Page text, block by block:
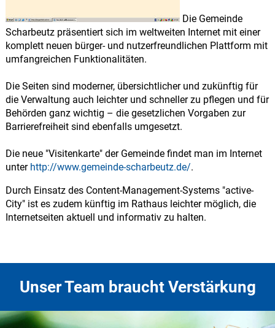
Die Gemeinde
Scharbeutz präsentiert sich im weltweiten Internet mit einer
komplett neuen bürger- und nutzerfreundlichen Plattform mit
umfangreichen Funktionalitäten.
Die Seiten sind moderner, übersichtlicher und zukünftig für
die Verwaltung auch leichter und schneller zu pflegen und für
Behörden ganz wichtig – die gesetzlichen Vorgaben zur
Barrierefreiheit sind ebenfalls umgesetzt.
Die neue "Visitenkarte" der Gemeinde findet man im Internet
unter http://www.gemeinde-scharbeutz.de/.
Durch Einsatz des Content-Management-Systems "active-
City" ist es zudem künftig im Rathaus leichter möglich, die
Internetseiten aktuell und informativ zu halten.
Unser Team braucht Verstärkung